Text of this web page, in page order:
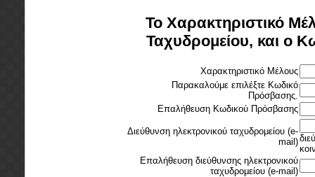
Το Χαρακτηριστικό
Ταχυδρομείου, και ο
Χαρακτηριστικό Μέλους
Παρακαλούμε επιλέξτε Κωδικό
Πρόσβασης.
Επαλήθευση Κωδικού Πρόσβασης
Διεύθυνση ηλεκτρονικού ταχυδρομείου (e-
mail)
Επαλήθευση διεύθυνσης ηλεκτρονικού
ταχυδρομείου (e-mail)